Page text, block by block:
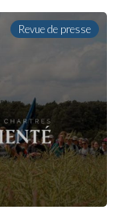
Revue de presse